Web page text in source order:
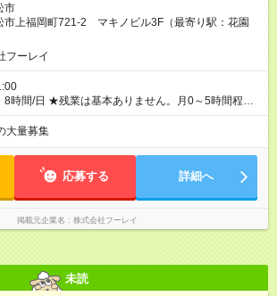
未経験入社3ヶ月で30万円（月収50万円以上）、1年
月収80万円以上）を支給されているスタッフもいま
たら頑張った分だけお給料に還元される仕組みが整
収365万円/月給：26万円
1年目・22歳） 年収429万円/月給：31万円+賞与
・24歳） 年収654万円/月給：39万円+賞与（入社6
間の長さ：2ヶ
途採用（契約社員） 給与：月給 286,000
円 ≪スタート安心保証≫ 入社後2ヶ月間は成果を
給28万6000円～30万円】（地域により変動）を保
仕事を覚え、スキルアップに集中できます◎ 「報奨
るの？」 「未経験の走り始めが不安…」 ——そんな
収入面から応える、当社独自の制度です。
市
市上福岡町721-2 マキノビル3F（最寄り駅：花園
フーレイ
りません。月0～5時間程度
います。 ★朝はゆっくり過ごせて、通勤ラッシュと
。 〈１日のスケジュール例〉 12:00 出社 13:00 ミ
退社(直帰)
大量募集
応募する 詳細へ
掲載元企業名 株式会社フーレイ
未読